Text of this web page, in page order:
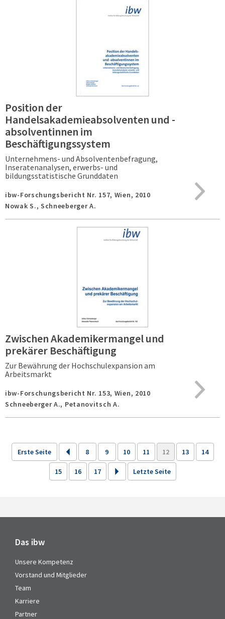
Position der
Handelsakademieabsolventen und -
absolventinnen im
Beschäftigungssystem
Unternehmens- und Absolventenbefragung,
Inseratenanalysen, erwerbs- und
bildungsstatistische Grunddaten
ibw-Forschungsbericht Nr. 157, Wien, 2010
Nowak S., Schneeberger A.
Zwischen Akademikermangel und
prekärer Beschäftigung
Zur Bewährung der Hochschulexpansion am
Arbeitsmarkt
ibw-Forschungsbericht Nr. 153, Wien, 2010
Schneeberger A., Petanovitsch A.
Erste Seite 8 9 10 11 12 13 14
15 16 17 Letzte Seite
Das ibw
Unsere Kompetenz
Vorstand und Mitglieder
Team
Karriere
Partner